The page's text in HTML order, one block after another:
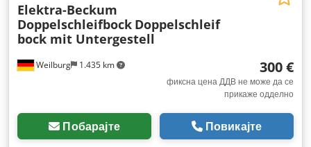
Weilburg 1.435 km
Elektra-Beckum
Doppelschleifbock Doppelschleif
bock mit Untergestell
300 €
фиксна цена ДДВ не може да се
прикаже одделно
Побарајте Повикајте